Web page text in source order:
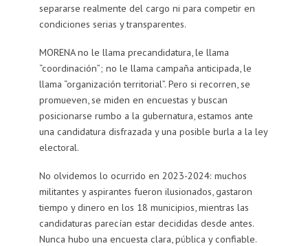
separarse realmente del cargo ni para competir en
condiciones serias y transparentes.
MORENA no le llama precandidatura, le llama
“coordinación”; no le llama campaña anticipada, le
llama “organización territorial”. Pero si recorren, se
promueven, se miden en encuestas y buscan
posicionarse rumbo a la gubernatura, estamos ante
una candidatura disfrazada y una posible burla a la ley
electoral.
No olvidemos lo ocurrido en 2023-2024: muchos
militantes y aspirantes fueron ilusionados, gastaron
tiempo y dinero en los 18 municipios, mientras las
candidaturas parecían estar decididas desde antes.
Nunca hubo una encuesta clara, pública y confiable.